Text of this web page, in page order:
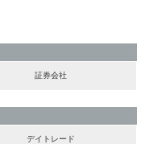
証券会社
デイトレード